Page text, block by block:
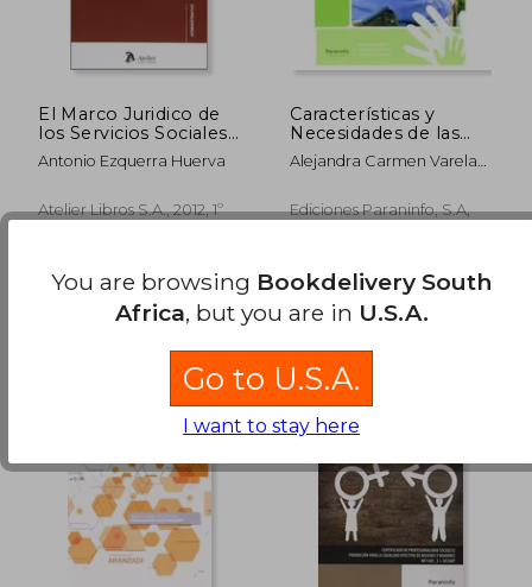
El Marco Juridico de
los Servicios Sociales
en España (in
Spanish)
Antonio Ezquerra Huerva
Atelier Libros S.A., 2012, 1º
Características y
Necesidades de las
Personas en
Situación de
Spanish)
Alejandra Carmen Varela
Escrischs; Montserrat López
Solé
Ediciones Paraninfo, S.A,
You are browsing Bookdelivery South
Africa, but you are in U.S.A.
Go to U.S.A.
I want to stay here